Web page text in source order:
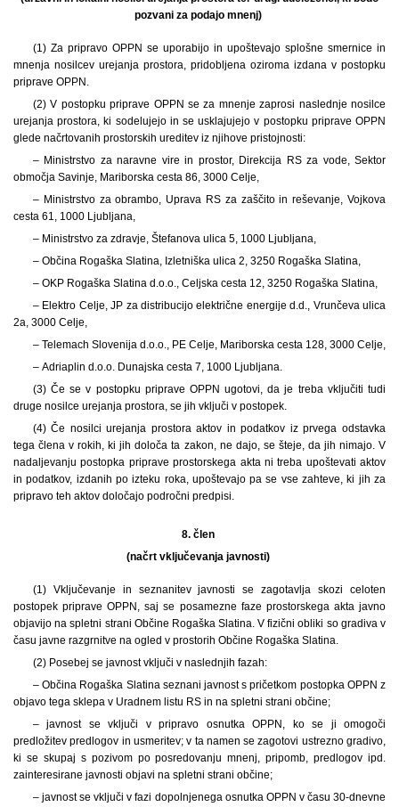
pozvani za podajo mnenj)
(1) Za pripravo OPPN se uporabijo in upoštevajo splošne smernice in
mnenja nosilcev urejanja prostora, pridobljena oziroma izdana v postopku
priprave OPPN.
(2) V postopku priprave OPPN se za mnenje zaprosi naslednje nosilce
urejanja prostora, ki sodelujejo in se usklajujejo v postopku priprave OPPN
glede načrtovanih prostorskih ureditev iz njihove pristojnosti:
– Ministrstvo za naravne vire in prostor, Direkcija RS za vode, Sektor
območja Savinje, Mariborska cesta 86, 3000 Celje,
– Ministrstvo za obrambo, Uprava RS za zaščito in reševanje, Vojkova
cesta 61, 1000 Ljubljana,
– Ministrstvo za zdravje, Štefanova ulica 5, 1000 Ljubljana,
– Občina Rogaška Slatina, Izletniška ulica 2, 3250 Rogaška Slatina,
– OKP Rogaška Slatina d.o.o., Celjska cesta 12, 3250 Rogaška Slatina,
– Elektro Celje, JP za distribucijo električne energije d.d., Vrunčeva ulica
2a, 3000 Celje,
– Telemach Slovenija d.o.o., PE Celje, Mariborska cesta 128, 3000 Celje,
– Adriaplin d.o.o. Dunajska cesta 7, 1000 Ljubljana.
(3) Če se v postopku priprave OPPN ugotovi, da je treba vključiti tudi
druge nosilce urejanja prostora, se jih vključi v postopek.
(4) Če nosilci urejanja prostora aktov in podatkov iz prvega odstavka
tega člena v rokih, ki jih določa ta zakon, ne dajo, se šteje, da jih nimajo. V
nadaljevanju postopka priprave prostorskega akta ni treba upoštevati aktov
in podatkov, izdanih po izteku roka, upoštevajo pa se vse zahteve, ki jih za
pripravo teh aktov določajo področni predpisi.
8. člen
(načrt vključevanja javnosti)
(1) Vključevanje in seznanitev javnosti se zagotavlja skozi celoten
postopek priprave OPPN, saj se posamezne faze prostorskega akta javno
objavijo na spletni strani Občine Rogaška Slatina. V fizični obliki so gradiva v
času javne razgrnitve na ogled v prostorih Občine Rogaška Slatina.
(2) Posebej se javnost vključi v naslednjih fazah:
– Občina Rogaška Slatina seznani javnost s pričetkom postopka OPPN z
objavo tega sklepa v Uradnem listu RS in na spletni strani občine;
– javnost se vključi v pripravo osnutka OPPN, ko se ji omogoči
predložitev predlogov in usmeritev; v ta namen se zagotovi ustrezno gradivo,
ki se skupaj s pozivom po posredovanju mnenj, pripomb, predlogov ipd.
zainteresirane javnosti objavi na spletni strani občine;
– javnost se vključi v fazi dopolnjenega osnutka OPPN v času 30-dnevne